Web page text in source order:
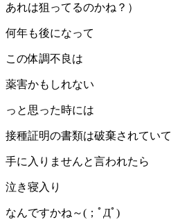
あれは狙ってるのかね？）
何年も後になって
この体調不良は
薬害かもしれない
っと思った時には
接種証明の書類は破棄されていて
手に入りませんと言われたら
泣き寝入り
なんですかね～(；ﾟДﾟ)